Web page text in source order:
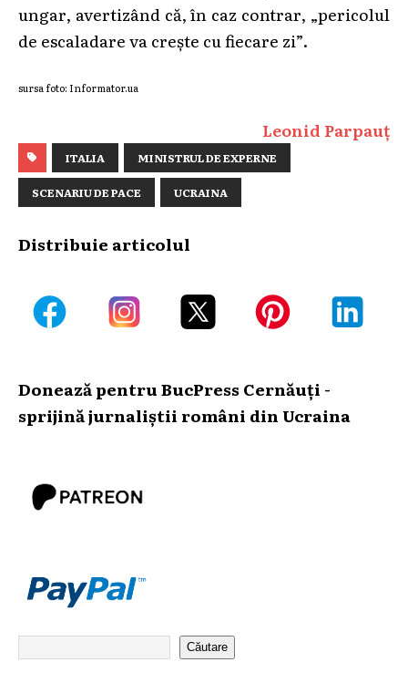
ungar, avertizând că, în caz contrar, „pericolul
de escaladare va crește cu fiecare zi”.
sursa foto: Informator.ua
Leonid Parpauț
ITALIA MINISTRUL DE EXPERNE
SCENARIU DE PACE UCRAINA
Distribuie articolul
Donează pentru BucPress Cernăuți -
sprijină jurnaliștii români din Ucraina
Căutare